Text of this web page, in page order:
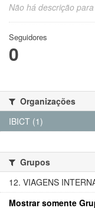
Não há descrição
Seguidores
0
Organizações
IBICT (1)
Grupos
12. VIAGENS
Mostrar somente